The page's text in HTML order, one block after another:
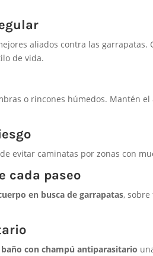
aliados contra las garrapatas.
de vida.
o rincones húmedos. Mantén
evitar caminatas por zonas con
cada paseo
en busca de garrapatas,
baño con champú antiparasitario